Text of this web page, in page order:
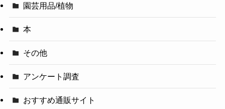
園芸用品/植物
本
その他
アンケート調査
おすすめ通販サイト